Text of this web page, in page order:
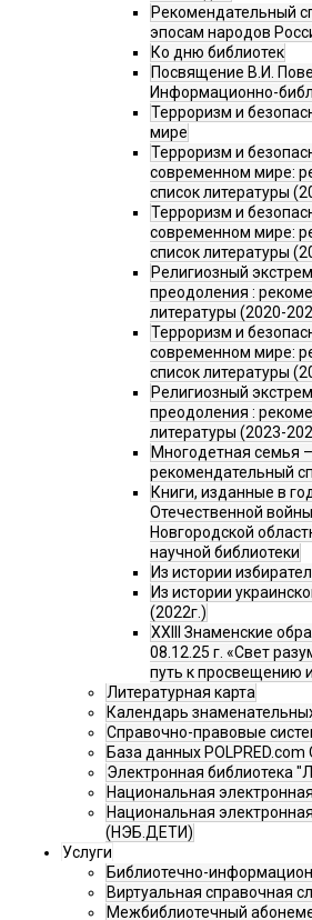
Рекомендательный
эпосам народов
Ко дню библиотек
Посвящение В.И.
Информационно-
Терроризм и
мире
Терроризм и
современном мире:
список литературы
Терроризм и
современном мире:
список литературы
Религиозный
преодоления :
литературы (2020-
Терроризм и
современном мире:
список литературы
Религиозный
преодоления :
литературы (2023-
Многодетная семья
рекомендательный
Книги, изданные в
Отечественной
Новгородской
научной библиотеки
Из истории
Из истории
(2022г.)
XXIII Знаменские
08.12.25 г. «Свет
путь к просвещению
Литературная карта
Календарь
Справочно-правовые
База данных
Электронная библиотека
Национальная
Национальная
(НЭБ.ДЕТИ)
Услуги
Библиотечно-
Виртуальная справочная
Межбиблиотечный